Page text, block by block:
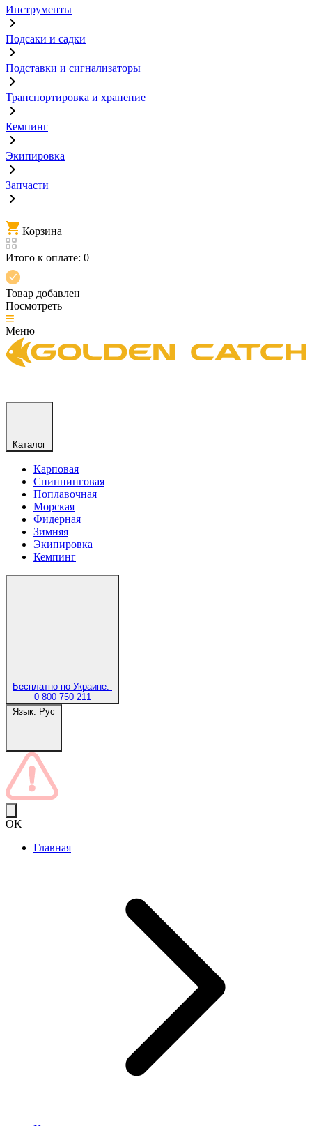
Инструменты
Подсаки и садки
Подставки и сигнализаторы
Транспортировка и хранение
Кемпинг
Экипировка
Запчасти
Корзина
Итого к оплате: 0
Товар добавлен
Посмотреть
Меню
Каталог
Карповая
Спиннинговая
Поплавочная
Морская
Фидерная
Зимняя
Экипировка
Кемпинг
Бесплатно по Украине:
0 800 750 211
Язык: Рус
OK
Главная